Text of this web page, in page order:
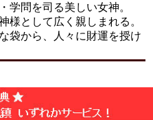
問を司る美しい女神。
として広く親しまれる。
から、人々に財運を授け